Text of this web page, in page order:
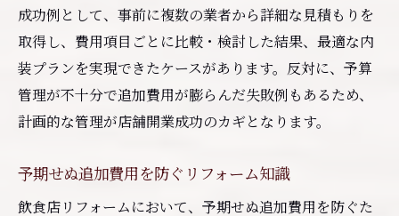
成功例として、事前に複数の業者から詳細な見積もりを
取得し、費用項目ごとに比較・検討した結果、最適な内
装プランを実現できたケースがあります。反対に、予算
管理が不十分で追加費用が膨らんだ失敗例もあるため、
計画的な管理が店舗開業成功のカギとなります。
予期せぬ追加費用を防ぐリフォーム知識
飲食店リフォームにおいて、予期せぬ追加費用を防ぐた